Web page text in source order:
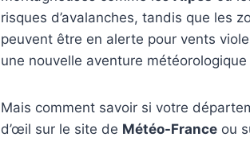
risques d’avalanches, tandis que les
peuvent être en alerte pour vents
une nouvelle aventure météorologique
Mais comment savoir si votre
d’œil sur le site de Météo-France ou